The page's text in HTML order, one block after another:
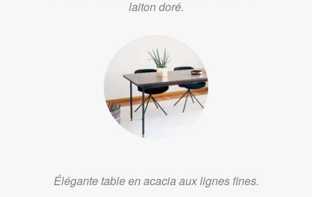
laiton doré.
Élégante table en acacia aux lignes fines.